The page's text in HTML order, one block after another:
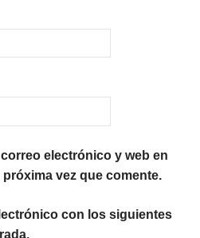
electrónico y web en
vez que comente.
con los siguientes